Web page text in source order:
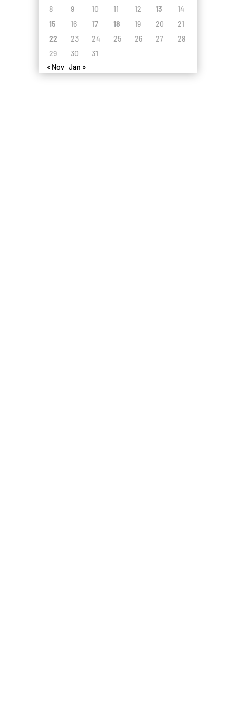
8
9 10 11 12 13
14
15
16 17 18 19 20
21
22
23 24 25 26 27
28
29
30
31
« Nov Jan »